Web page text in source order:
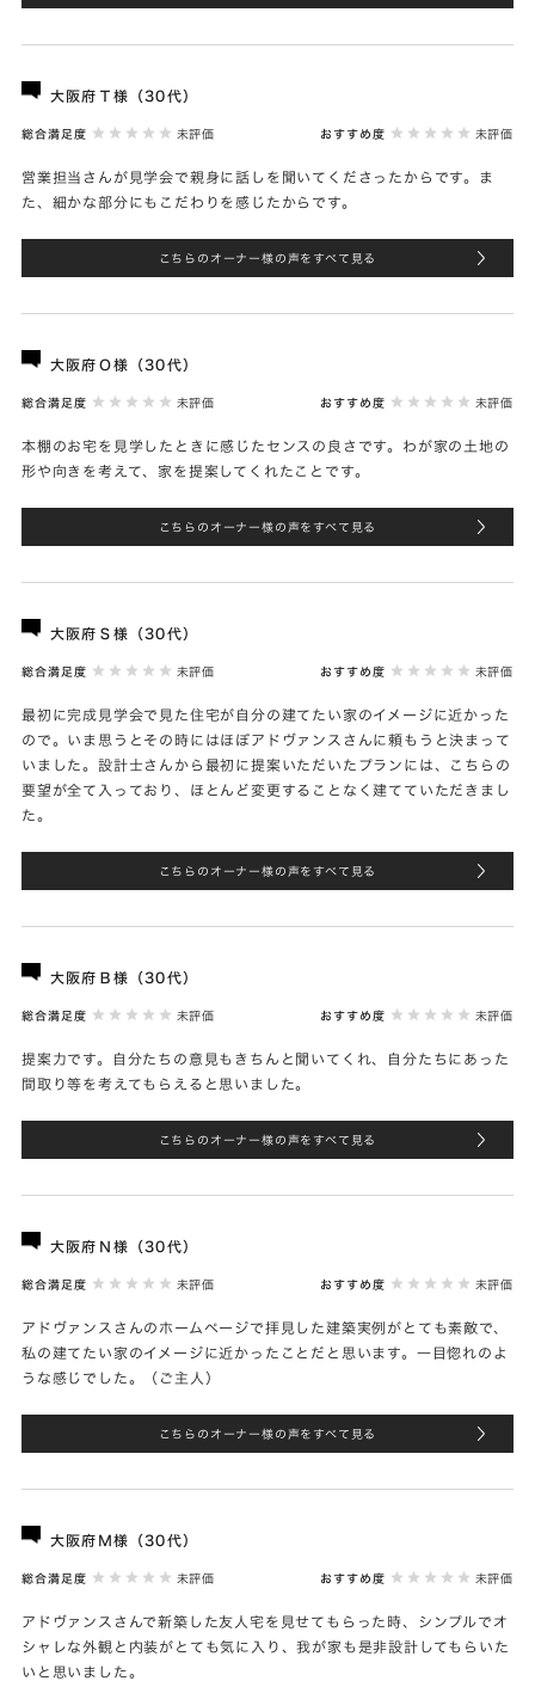
大阪府Ｔ様（30代）
総合満足度 未評価 おすすめ度 未評価
営業担当さんが見学会で親身に話しを聞いてくださったからです。ま
た、細かな部分にもこだわりを感じたからです。
こちらのオーナー様の声をすべて見る
大阪府Ｏ様（30代）
総合満足度 未評価 おすすめ度 未評価
本棚のお宅を見学したときに感じたセンスの良さです。わが家の土地の
形や向きを考えて、家を提案してくれたことです。
こちらのオーナー様の声をすべて見る
大阪府Ｓ様（30代）
総合満足度 未評価 おすすめ度 未評価
最初に完成見学会で見た住宅が自分の建てたい家のイメージに近かった
ので。いま思うとその時にはほぼアドヴァンスさんに頼もうと決まって
いました。設計士さんから最初に提案いただいたプランには、こちらの
要望が全て入っており、ほとんど変更することなく建てていただきまし
た。
こちらのオーナー様の声をすべて見る
大阪府Ｂ様（30代）
総合満足度 未評価 おすすめ度 未評価
提案力です。自分たちの意見もきちんと聞いてくれ、自分たちにあった
間取り等を考えてもらえると思いました。
こちらのオーナー様の声をすべて見る
大阪府Ｎ様（30代）
総合満足度 未評価 おすすめ度 未評価
アドヴァンスさんのホームページで拝見した建築実例がとても素敵で、
私の建てたい家のイメージに近かったことだと思います。一目惚れのよ
うな感じでした。（ご主人）
こちらのオーナー様の声をすべて見る
大阪府Ｍ様（30代）
総合満足度 未評価 おすすめ度 未評価
アドヴァンスさんで新築した友人宅を見せてもらった時、シンプルでオ
シャレな外観と内装がとても気に入り、我が家も是非設計してもらいた
いと思いました。